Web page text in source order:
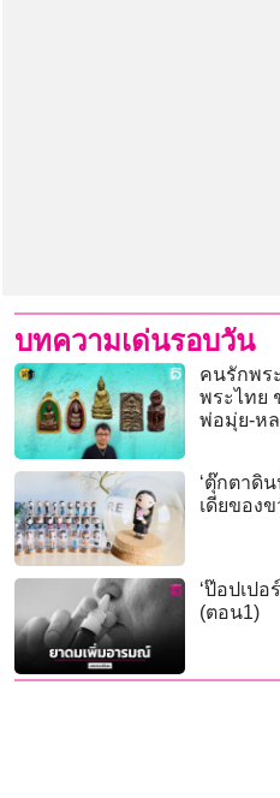
บทความเด่นรอบวัน
คนรักพร
พระไทย
พ่อมุ่ย-หล
‘ตุ๊กตาดิ
เดียของ
‘ป๊อปเป
(ตอน1)